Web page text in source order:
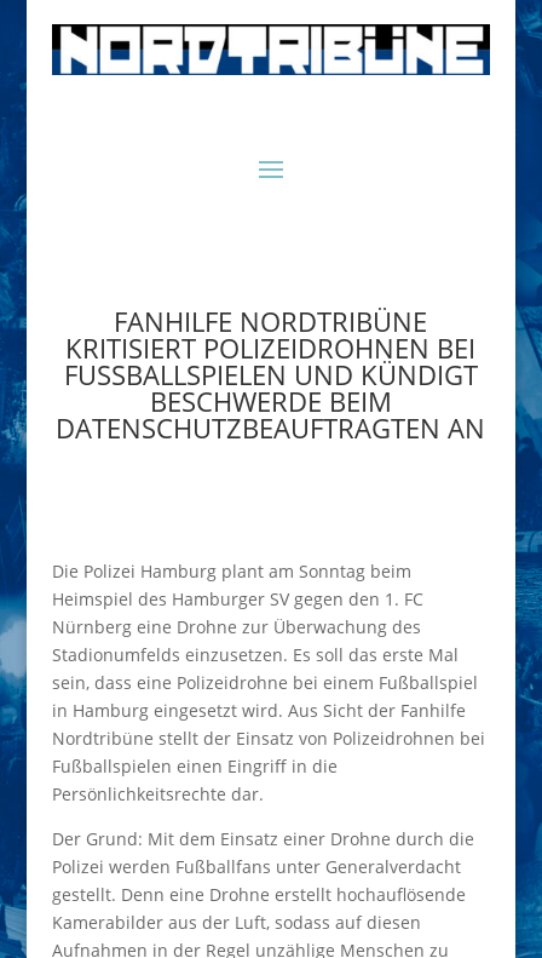
FANHILFE NORDTRIBÜNE
KRITISIERT POLIZEIDROHNEN BEI
FUSSBALLSPIELEN UND KÜNDIGT B
ESCHWERDE BEIM D
ATENSCHUTZBEAUFTRAGTEN AN
Die Polizei Hamburg plant am Sonntag beim
Heimspiel des Hamburger SV gegen den 1. FC
Nürnberg eine Drohne zur Überwachung des
Stadionumfelds einzusetzen. Es soll das erste Mal
sein, dass eine Polizeidrohne bei einem Fußballspiel
in Hamburg eingesetzt wird. Aus Sicht der Fanhilfe
Nordtribüne stellt der Einsatz von Polizeidrohnen bei
Fußballspielen einen Eingriff in die
Persönlichkeitsrechte dar.
Der Grund: Mit dem Einsatz einer Drohne durch die
Polizei werden Fußballfans unter Generalverdacht
gestellt. Denn eine Drohne erstellt hochauflösende
Kamerabilder aus der Luft, sodass auf diesen
Aufnahmen in der Regel unzählige Menschen zu